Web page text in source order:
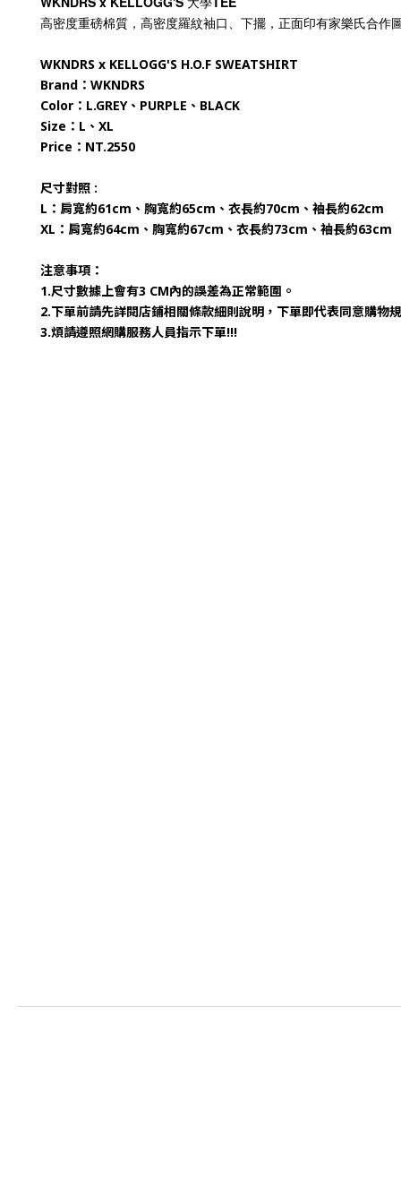
高密度重磅棉質，高密度羅紋袖口、下擺，正面印有家樂氏合作
WKNDRS x KELLOGG'S H.O.F SWEATSHIRT
Brand：WKNDRS
Color：L.GREY、PURPLE、BLACK
Size：L、XL
Price：NT.2550
尺寸對照 :
L：肩寬約61cm、胸寬約65cm、衣長約70cm、袖長約62cm
XL：肩寬約64cm、胸寬約67cm、衣長約73cm、袖長約63cm
注意事項：
1.尺寸數據上會有3 CM內的誤差為正常範圍。
2.下單前請先詳閱店鋪相關條款細則說明，下單即代表同意購物
3.煩請遵照網購服務人員指示下單!!!